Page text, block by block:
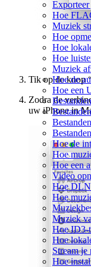
Hoe
Muziek
Hoe
Hoe
Hoe
Muziek
Hoe de
Hoe een
Hoe de
Hoe
Hoe een
Video
Hoe
Hoe
Muziek
Hoe ID3-
Hoe
Stream
Hoe
Tik op de knop
Zodra de
uw iPhone in